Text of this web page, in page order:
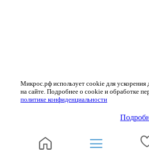
Микрос.рф использует cookie для
на сайте. Подробнее о cookie и обработке
политике конфиденциальности